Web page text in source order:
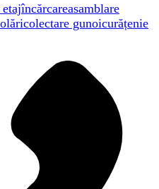
încărcareasamblare
colectare gunoicurățenie